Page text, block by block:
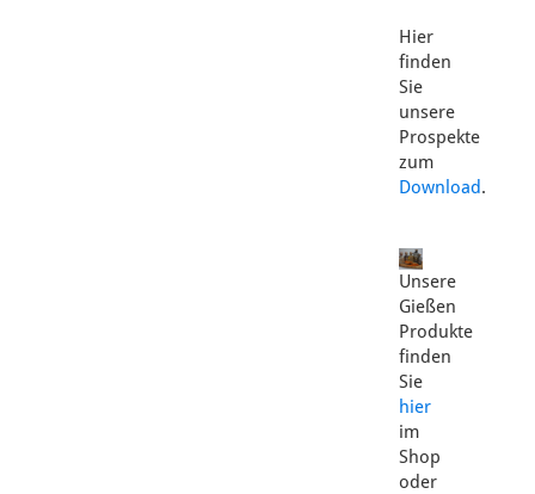
Hier
finden
Sie
unsere
Prospekte
zum
Download.
Unsere
Gießen
Produkte
finden
Sie
hier
im
Shop
oder